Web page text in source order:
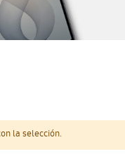
la selección.